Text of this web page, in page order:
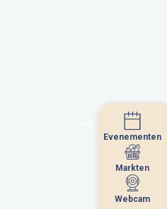
Evenementen
Markten
Webcam